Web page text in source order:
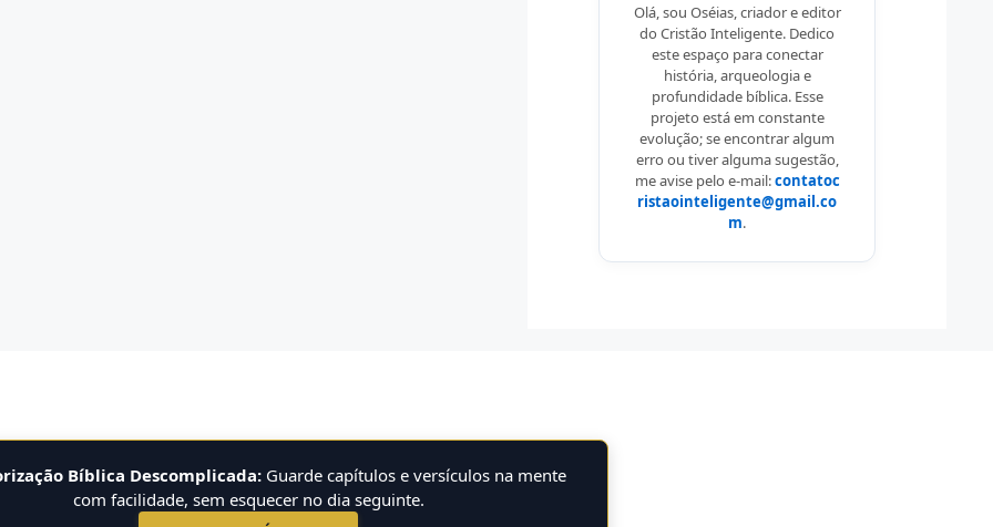
Olá, sou Oséias, criador e editor
do Cristão Inteligente. Dedico
este espaço para conectar
história, arqueologia e
profundidade bíblica. Esse
projeto está em constante
evolução; se encontrar algum
erro ou tiver alguma sugestão,
me avise pelo e-mail:contatoc
ristaointeligente@gmail.co
m.
Bíblica Descomplicada: Guarde capítulos e versículos na mente
com facilidade, sem esquecer no dia seguinte.